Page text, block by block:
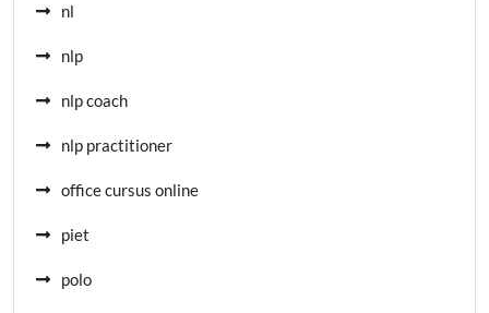
nl
nlp
nlp coach
nlp practitioner
office cursus online
piet
polo